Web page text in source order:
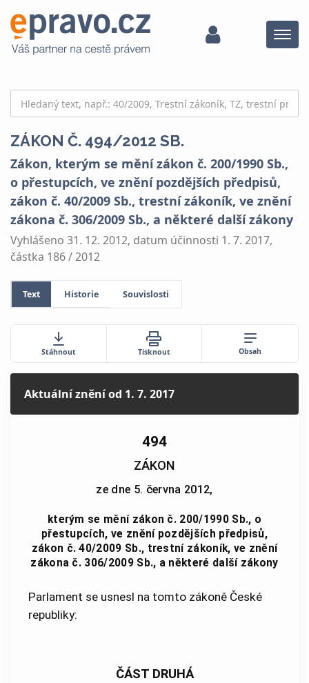
Menu
ZÁKON Č. 494/2012 SB.
Zákon, kterým se mění zákon č. 200/1990 Sb.,
o přestupcích, ve znění pozdějších předpisů,
zákon č. 40/2009 Sb., trestní zákoník, ve znění
zákona č. 306/2009 Sb., a některé další zákony
Vyhlášeno 31. 12. 2012, datum účinnosti 1. 7. 2017,
částka 186 / 2012
Text Historie Souvislosti
Stáhnout Tisknout Obsah
Aktuální zněníod 1. 7. 2017
494
ZÁKON
ze dne 5. června 2012,
kterým se mění zákon č. 200/1990 Sb., o
přestupcích, ve znění pozdějších předpisů,
zákon č. 40/2009 Sb., trestní zákoník, ve znění
zákona č. 306/2009 Sb., a některé další zákony
Parlament se usnesl na tomto zákoně České
republiky:
ČÁST DRUHÁ